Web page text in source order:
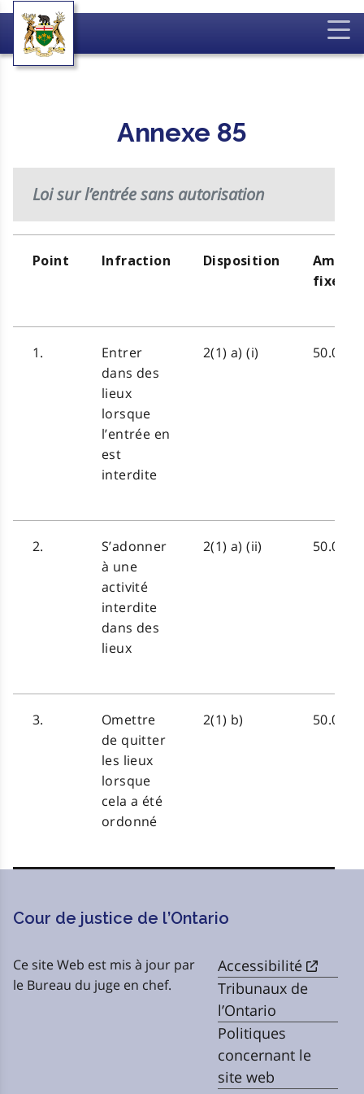
Annexe 85
Loi sur l’entrée sans autorisation
Point Infraction Disposition
fixée
1.
Entrer
dans des
lieux
lorsque
l’entrée en
est
interdite
2(1) a) (i) 50.00 $
2.
S’adonner
à une
activité
interdite
dans des
lieux
2(1) a) (ii) 50.00 $
3.
Omettre
de quitter
les lieux
lorsque
cela a été
ordonné
2(1) b) 50.00 $
Cour de justice de l’Ontario
Ce site Web est mis à jour par
le Bureau du juge en chef.
Accessibilité
Tribunaux de
l’Ontario
Politiques
concernant le
site web